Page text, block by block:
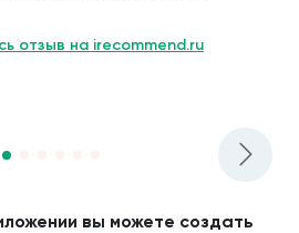
отзыв на irecommend.ru
вы можете создать